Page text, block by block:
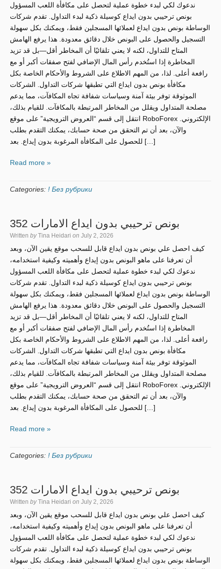
ندعوك لكي لبدء خطوة عملية لتحصل على مكافأة اللعب المسؤول
بونص ترحيبي بدون ايداع كوسيلة ذكية لبدء التداول. تقدم شركات
الوساطة بونص بدون ايداع لعملائها المسجلين فقط، ويمكنك بكل سهولة
التسجيل والحصول على البونص خلال دقائق معدودة. هذا يرفع الهامش
المتاح للتداول، لكنه لا يعني تلقائيًا أن المخاطر أقل—بل قد تزيد
المخاطرة إذا استُخدم رأس المال الإضافي لفتح صفقات أكبر أو مع
رافعة أعلى. لذا، من المهم الاطلاع على الشروط والأحكام الخاصة بكل
مكافأة بونص بدون ايداع التي تطبقها شركات التداول. الشركات
الموثوقة توفر بيئة آمنة وسياسات شفافة تجاه المكافآت، مما يدعم
مصلحة المتداول ويقلل من المخاطر المرتبطة بالمكافآت. للقيام بذلك،
انتقل إلى قسم “العروض الترويجية” على موقع RoboForex الإلكتروني.
والآن، بعد أن تم التحقق من صحة حسابك، يمكنك التقدم بطلب
للحصول على المكافأة المرغوبة بدون إيداع. بعد […]
Read more »
Categories: ! Без рубрики
بونص ترحيبي بدون ايداع الامارات 352
Written by Tina Heidari on July 2, 2026
كيف احصل علي بونص بدون ايداع قابل للسحب موقع يقين الآن، وبعد
أن تعرفنا على ماهو البونص بدون إيداع وأهميته وكيفية استخدامه،
ندعوك لكي لبدء خطوة عملية لتحصل على مكافأة اللعب المسؤول
بونص ترحيبي بدون ايداع كوسيلة ذكية لبدء التداول. تقدم شركات
الوساطة بونص بدون ايداع لعملائها المسجلين فقط، ويمكنك بكل سهولة
التسجيل والحصول على البونص خلال دقائق معدودة. هذا يرفع الهامش
المتاح للتداول، لكنه لا يعني تلقائيًا أن المخاطر أقل—بل قد تزيد
المخاطرة إذا استُخدم رأس المال الإضافي لفتح صفقات أكبر أو مع
رافعة أعلى. لذا، من المهم الاطلاع على الشروط والأحكام الخاصة بكل
مكافأة بونص بدون ايداع التي تطبقها شركات التداول. الشركات
الموثوقة توفر بيئة آمنة وسياسات شفافة تجاه المكافآت، مما يدعم
مصلحة المتداول ويقلل من المخاطر المرتبطة بالمكافآت. للقيام بذلك،
انتقل إلى قسم “العروض الترويجية” على موقع RoboForex الإلكتروني.
والآن، بعد أن تم التحقق من صحة حسابك، يمكنك التقدم بطلب
للحصول على المكافأة المرغوبة بدون إيداع. بعد […]
Read more »
Categories: ! Без рубрики
بونص ترحيبي بدون ايداع الامارات 352
Written by Tina Heidari on July 2, 2026
كيف احصل علي بونص بدون ايداع قابل للسحب موقع يقين الآن، وبعد
أن تعرفنا على ماهو البونص بدون إيداع وأهميته وكيفية استخدامه،
ندعوك لكي لبدء خطوة عملية لتحصل على مكافأة اللعب المسؤول
بونص ترحيبي بدون ايداع كوسيلة ذكية لبدء التداول. تقدم شركات
الوساطة بونص بدون ايداع لعملائها المسجلين فقط، ويمكنك بكل سهولة